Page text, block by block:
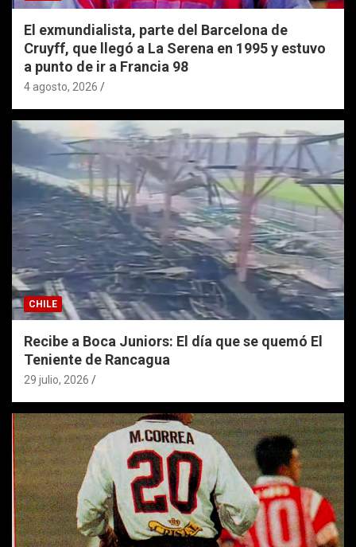
El exmundialista, parte del Barcelona de
Cruyff, que llegó a La Serena en 1995 y estuvo
a punto de ir a Francia 98
4 agosto, 2026
CHILE
Recibe a Boca Juniors: El día que se quemó El
Teniente de Rancagua
29 julio, 2026